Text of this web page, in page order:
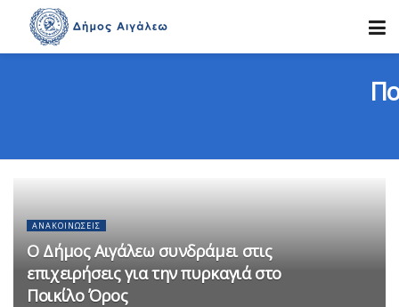
ΑΝΑΚΟΙΝΏΣΕΙΣ
Ο Δήμος Αιγάλεω συνδράμει στις
επιχειρήσεις για την πυρκαγιά στο
Ποικίλο Όρος